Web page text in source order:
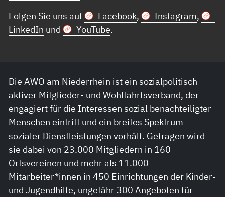
Folgen Sie uns auf
Facebook, Instagram,
LinkedIn und YouTube.
Die AWO am Niederrhein ist ein sozialpolitisch
aktiver Mitglieder- und Wohlfahrtsverband, der
engagiert für die Interessen sozial benachteiligter
Menschen eintritt und ein breites Spektrum
sozialer Dienstleistungen vorhält. Getragen wird
sie dabei von 23.000 Mitgliedern in 160
Ortsvereinen und mehr als 11.000
Mitarbeiter*innen in 450 Einrichtungen der Kinder-
und Jugendhilfe, ungefähr 300 Angeboten für